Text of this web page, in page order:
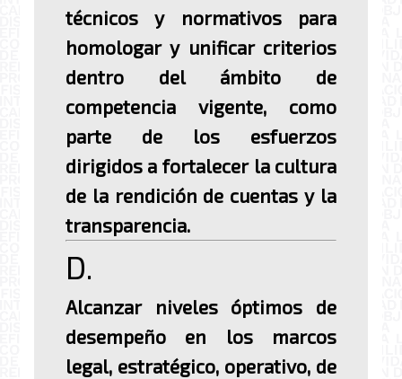
técnicos y normativos para
homologar y unificar criterios
dentro del ámbito de
competencia vigente, como
parte de los esfuerzos
dirigidos a fortalecer la cultura
de la rendición de cuentas y la
transparencia.
D.
Alcanzar niveles óptimos de
desempeño en los marcos
legal, estratégico, operativo, de